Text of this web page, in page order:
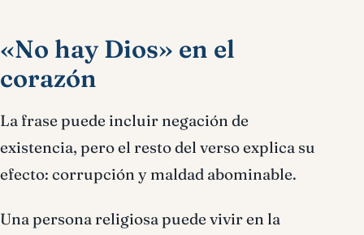
«No hay Dios» en el
corazón
La frase puede incluir negación de
existencia, pero el resto del verso explica su
efecto: corrupción y maldad abominable.
Una persona religiosa puede vivir en la